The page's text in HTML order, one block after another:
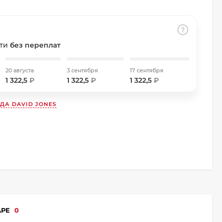
без переплат
20 августа
1 322,5₽
3 сентября
1 322,5 ₽
17 сентября
1 322,5 ₽
DAVID JONES
0